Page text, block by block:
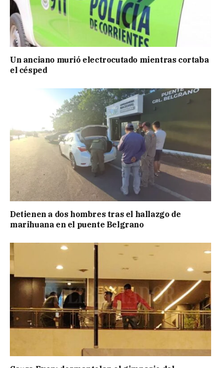
Un anciano murió electrocutado mientras cortaba
el césped
Detienen a dos hombres tras el hallazgo de
marihuana en el puente Belgrano